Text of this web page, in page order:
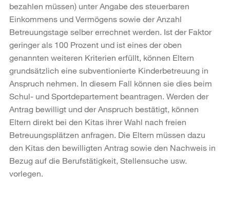
bezahlen müssen) unter Angabe des steuerbaren
Einkommens und Vermögens sowie der Anzahl
Betreuungstage selber errechnet werden. Ist der Faktor
geringer als 100 Prozent und ist eines der oben
genannten weiteren Kriterien erfüllt, können Eltern
grundsätzlich eine subventionierte Kinderbetreuung in
Anspruch nehmen. In diesem Fall können sie dies beim
Schul- und Sportdepartement beantragen. Werden der
Antrag bewilligt und der Anspruch bestätigt, können
Eltern direkt bei den Kitas ihrer Wahl nach freien
Betreuungsplätzen anfragen. Die Eltern müssen dazu
den Kitas den bewilligten Antrag sowie den Nachweis in
Bezug auf die Berufstätigkeit, Stellensuche usw.
vorlegen.